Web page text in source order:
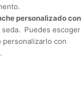
personalizado con
seda. Puedes escoger
personalizarlo con